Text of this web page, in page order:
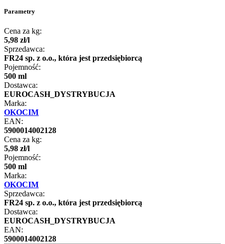
Parametry
Cena za kg:
5,98 zł/l
Sprzedawca:
FR24 sp. z o.o., która jest przedsiębiorcą
Pojemność:
500 ml
Dostawca:
EUROCASH_DYSTRYBUCJA
Marka:
OKOCIM
EAN:
5900014002128
Cena za kg:
5,98 zł/l
Pojemność:
500 ml
Marka:
OKOCIM
Sprzedawca:
FR24 sp. z o.o., która jest przedsiębiorcą
Dostawca:
EUROCASH_DYSTRYBUCJA
EAN:
5900014002128